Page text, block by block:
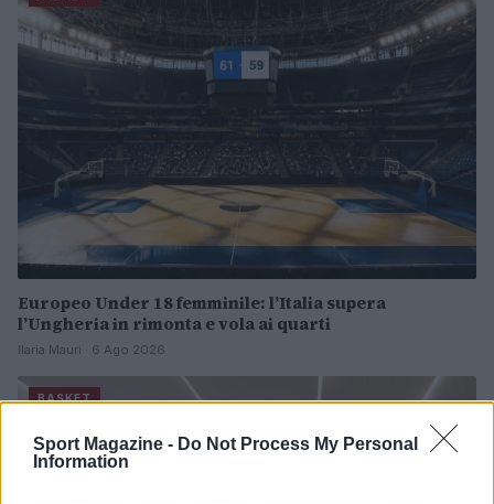
Sport Magazine - Do Not Process My Personal
Information
Europeo Under 18 femminile: l’Italia supera
l’Ungheria in rimonta e vola ai quarti
Ilaria Mauri · 6 Ago 2026
BASKET